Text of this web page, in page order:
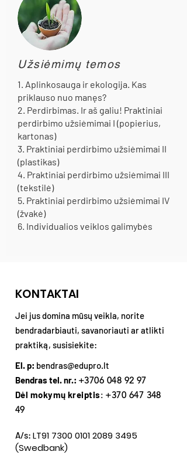
Užsiėmimų temos
1. Aplinkosauga ir ekologija. Kas
priklauso nuo manęs?
2. Perdirbimas. Ir aš galiu! Praktiniai
perdirbimo užsiėmimai I (popierius,
kartonas)
3. Praktiniai perdirbimo užsiėmimai II
(plastikas)
4. Praktiniai perdirbimo užsiėmimai III
(tekstilė)
5. Praktiniai perdirbimo užsiėmimai IV
(žvakė)
6. Individualios veiklos galimybės
KONTAKTAI
Jei jus domina mūsų veikla, norite
bendradarbiauti, savanoriauti ar atlikti
praktiką, susisiekite:
El. p: bendras@edupro.lt
Bendras tel. nr.: +3706 048 92 97
Dėl mokymų kreiptis: +370 647 348
49
A/s: LT91 7300 0101 2089 3495
(Swedbank)